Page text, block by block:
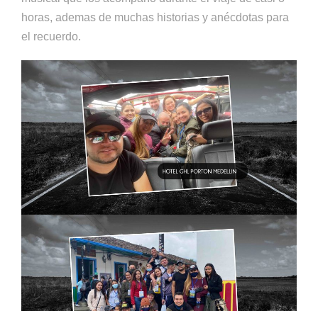
horas, ademas de muchas historias y anécdotas para
el recuerdo.